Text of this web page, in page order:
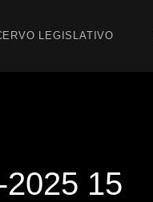
LEGISLATIVO
15